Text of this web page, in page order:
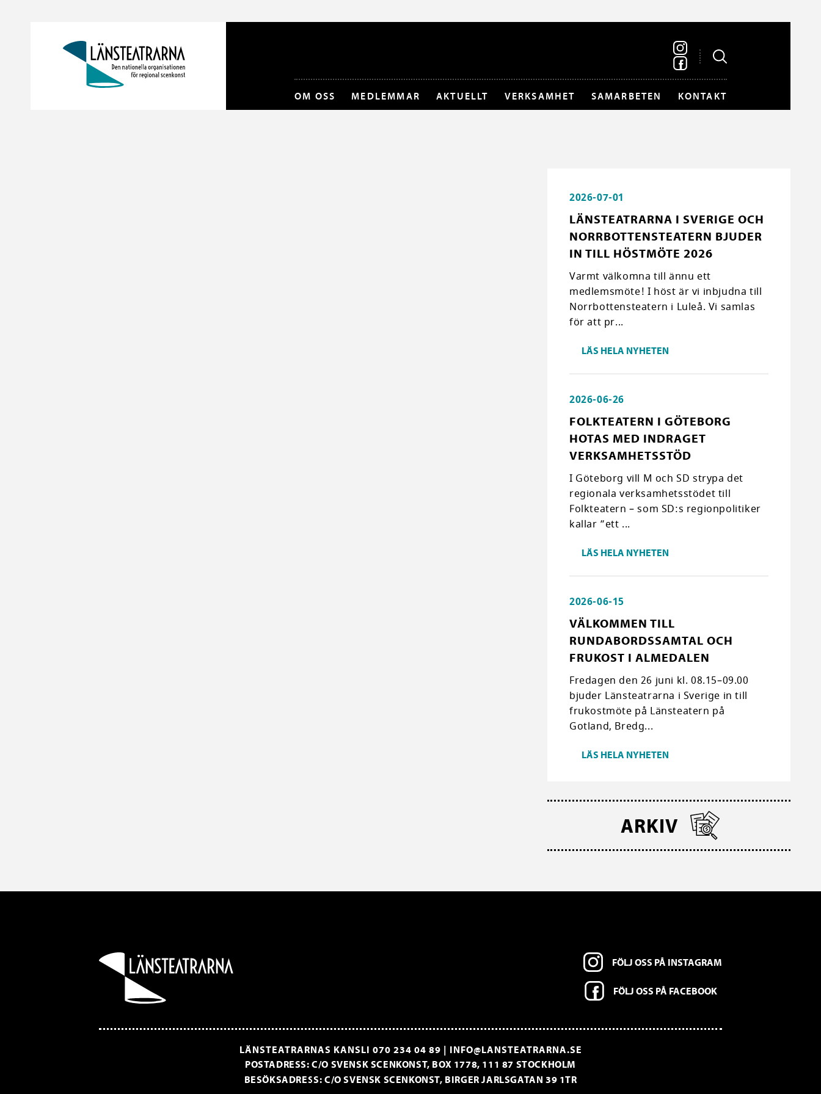
OM OSS MEDLEMMAR AKTUELLT VERKSAMHET SAMARBETEN KONTAKT
2026-07-01
LÄNSTEATRARNA I SVERIGE OCH
NORRBOTTENSTEATERN BJUDER
IN TILL HÖSTMÖTE 2026
Varmt välkomna till ännu ett
medlemsmöte! I höst är vi inbjudna till
Norrbottensteatern i Luleå. Vi samlas
för att pr...
LÄS HELA NYHETEN
2026-06-26
FOLKTEATERN I GÖTEBORG
HOTAS MED INDRAGET
VERKSAMHETSSTÖD
I Göteborg vill M och SD strypa det
regionala verksamhetsstödet till
Folkteatern – som SD:s regionpolitiker
kallar ”ett ...
LÄS HELA NYHETEN
2026-06-15
VÄLKOMMEN TILL
RUNDABORDSSAMTAL OCH
FRUKOST I ALMEDALEN
Fredagen den 26 juni kl. 08.15–09.00
bjuder Länsteatrarna i Sverige in till
frukostmöte på Länsteatern på
Gotland, Bredg...
LÄS HELA NYHETEN
ARKIV
FÖLJ OSS PÅ INSTAGRAM
FÖLJ OSS PÅ FACEBOOK
LÄNSTEATRARNAS KANSLI 070 234 04 89 | INFO@LANSTEATRARNA.SE
POSTADRESS: C/O SVENSK SCENKONST, BOX 1778, 111 87 STOCKHOLM
BESÖKSADRESS: C/O SVENSK SCENKONST, BIRGER JARLSGATAN 39 1TR